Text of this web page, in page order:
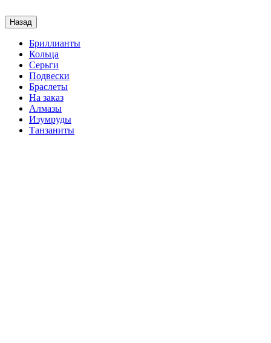
Назад
Бриллианты
Кольца
Серьги
Подвески
Браслеты
На заказ
Алмазы
Изумруды
Танзаниты